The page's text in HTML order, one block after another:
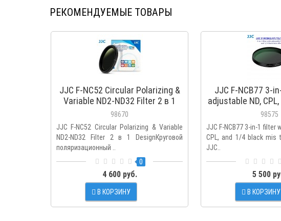
РЕКОМЕНДУЕМЫЕ ТОВАРЫ
JJC F-NC52 Circular Polarizing &
Variable ND2-ND32 Filter 2 в 1
Design
98670
JJC F-NC52 Circular Polarizing & Variable
ND2-ND32 Filter 2 в 1 DesignКруговой
поляризационный ..
0
4 600 руб.
В КОРЗИНУ
JJC F-NCB77 3-
adjustable ND,
mis98575
JJC F-NCB77 3-in-1 filter
CPL, and 1/4 black
JJC..
5 500
В КОРЗИНУ